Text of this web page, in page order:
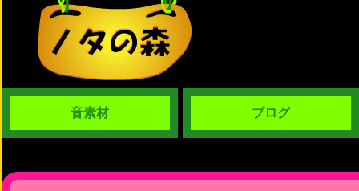
音素材 ブログ